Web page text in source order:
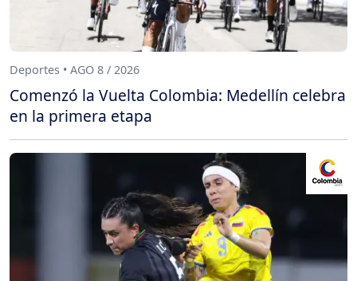
Deportes • AGO 8 / 2026
Comenzó la Vuelta Colombia: Medellín celebra
en la primera etapa